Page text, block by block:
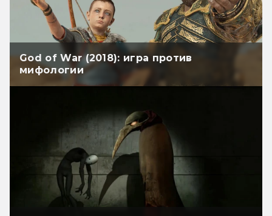
God of War (2018): игра против
мифологии